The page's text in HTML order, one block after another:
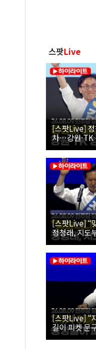
스팟Live
[스팟Live] 정
차…강원·TK
26.08.09 더
보 대구·경북
[스팟Live] “
정청래, 지도
26.08.09 더
보 대구·경북
[스팟Live] “
길이 피켓 문
더불어민주